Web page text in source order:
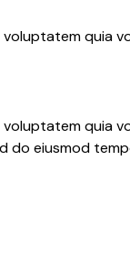
voluptatem quia
voluptatem quia
do eiusmod